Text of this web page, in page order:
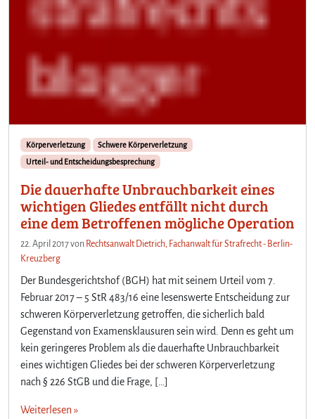
Körperverletzung
Schwere Körperverletzung
Urteil- und Entscheidungsbesprechung
Die dauerhafte Unbrauchbarkeit eines
wichtigen Gliedes entfällt nicht durch
eine dem Betroffenen mögliche Operation
22. April 2017von Rechtsanwalt Dietrich, Fachanwalt für Strafrecht - Berlin-
Kreuzberg
Der Bundesgerichtshof (BGH) hat mit seinem Urteil vom 7.
Februar 2017 – 5 StR 483/16 eine lesenswerte Entscheidung zur
schweren Körperverletzung getroffen, die sicherlich bald
Gegenstand von Examensklausuren sein wird. Denn es geht um
kein geringeres Problem als die dauerhafte Unbrauchbarkeit
eines wichtigen Gliedes bei der schweren Körperverletzung
nach § 226 StGB und die Frage, […]
Weiterlesen »